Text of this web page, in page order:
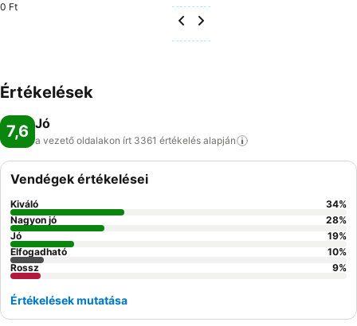
0 Ft
Értékelések
7,6 Jó
a vezető oldalakon írt 3361 értékelés alapján
Vendégek értékelései
Kiváló 34%
Nagyon jó
28%
Jó
19%
Elfogadható
10%
Rossz
9%
Értékelések mutatása